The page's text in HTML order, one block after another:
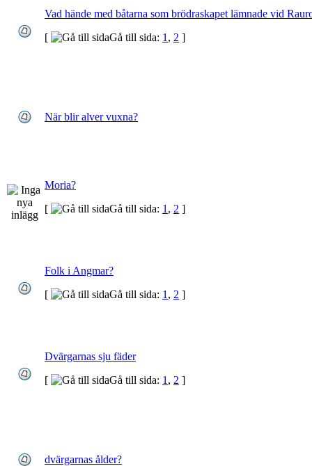
Vad hände med båtarna som brödraskapet lämnade vid
[
Gå till sida: 1 , 2 ]
När blir alver vuxna?
Moria?
[
Gå till sida: 1 , 2 ]
Folk i Angmar?
[
Gå till sida: 1 , 2 ]
Dvärgarnas sju fäder
[
Gå till sida: 1 , 2 ]
dvärgarnas ålder?